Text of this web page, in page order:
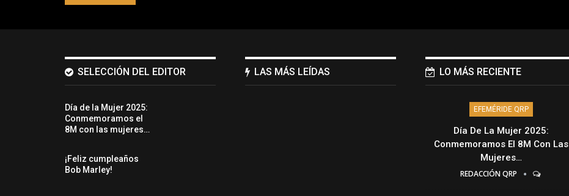
SELECCIÓN DEL EDITOR
Día de la Mujer 2025:
Conmemoramos el
8M con las mujeres…
¡Feliz cumpleaños
Bob Marley!
LAS MÁS LEÍDAS LO MÁS RECIENTE
EFEMÉRIDE QRP
Día De La Mujer 2025:
Conmemoramos El 8M Con Las
Mujeres…
REDACCIÓN QRP